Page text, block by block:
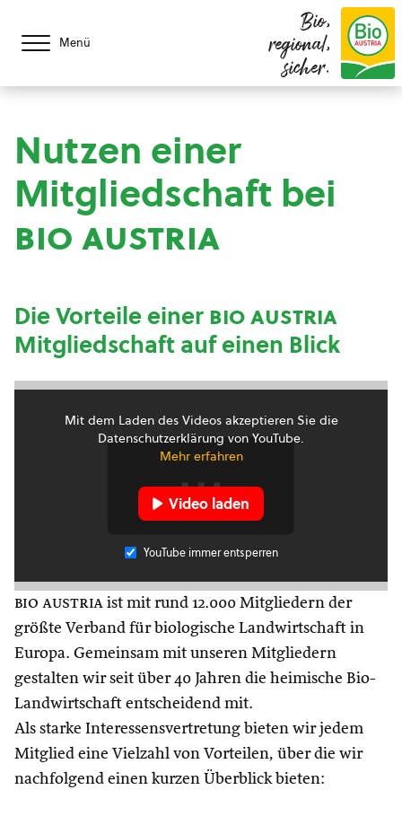
Menü
Bio,
regional,
sicher.
Nutzen einer
Mitgliedschaft bei
bio austria
Die Vorteile einerbio austria
Mitgliedschaft auf einen Blick
Mit dem Laden des Videos akzeptieren Sie die
Datenschutzerklärung von YouTube.
Mehr erfahren
Video laden
YouTube immer entsperren
bio austria ist mit rund 12.000 Mitgliedern der
größte Verband für biologische Landwirtschaft in
Europa. Gemeinsam mit unseren Mitgliedern
gestalten wir seit über 40 Jahren die heimische Bio-
Landwirtschaft entscheidend mit.
Als starke Interessensvertretung bieten wir jedem
Mitglied eine Vielzahl von Vorteilen, über die wir
nachfolgend einen kurzen Überblick bieten: